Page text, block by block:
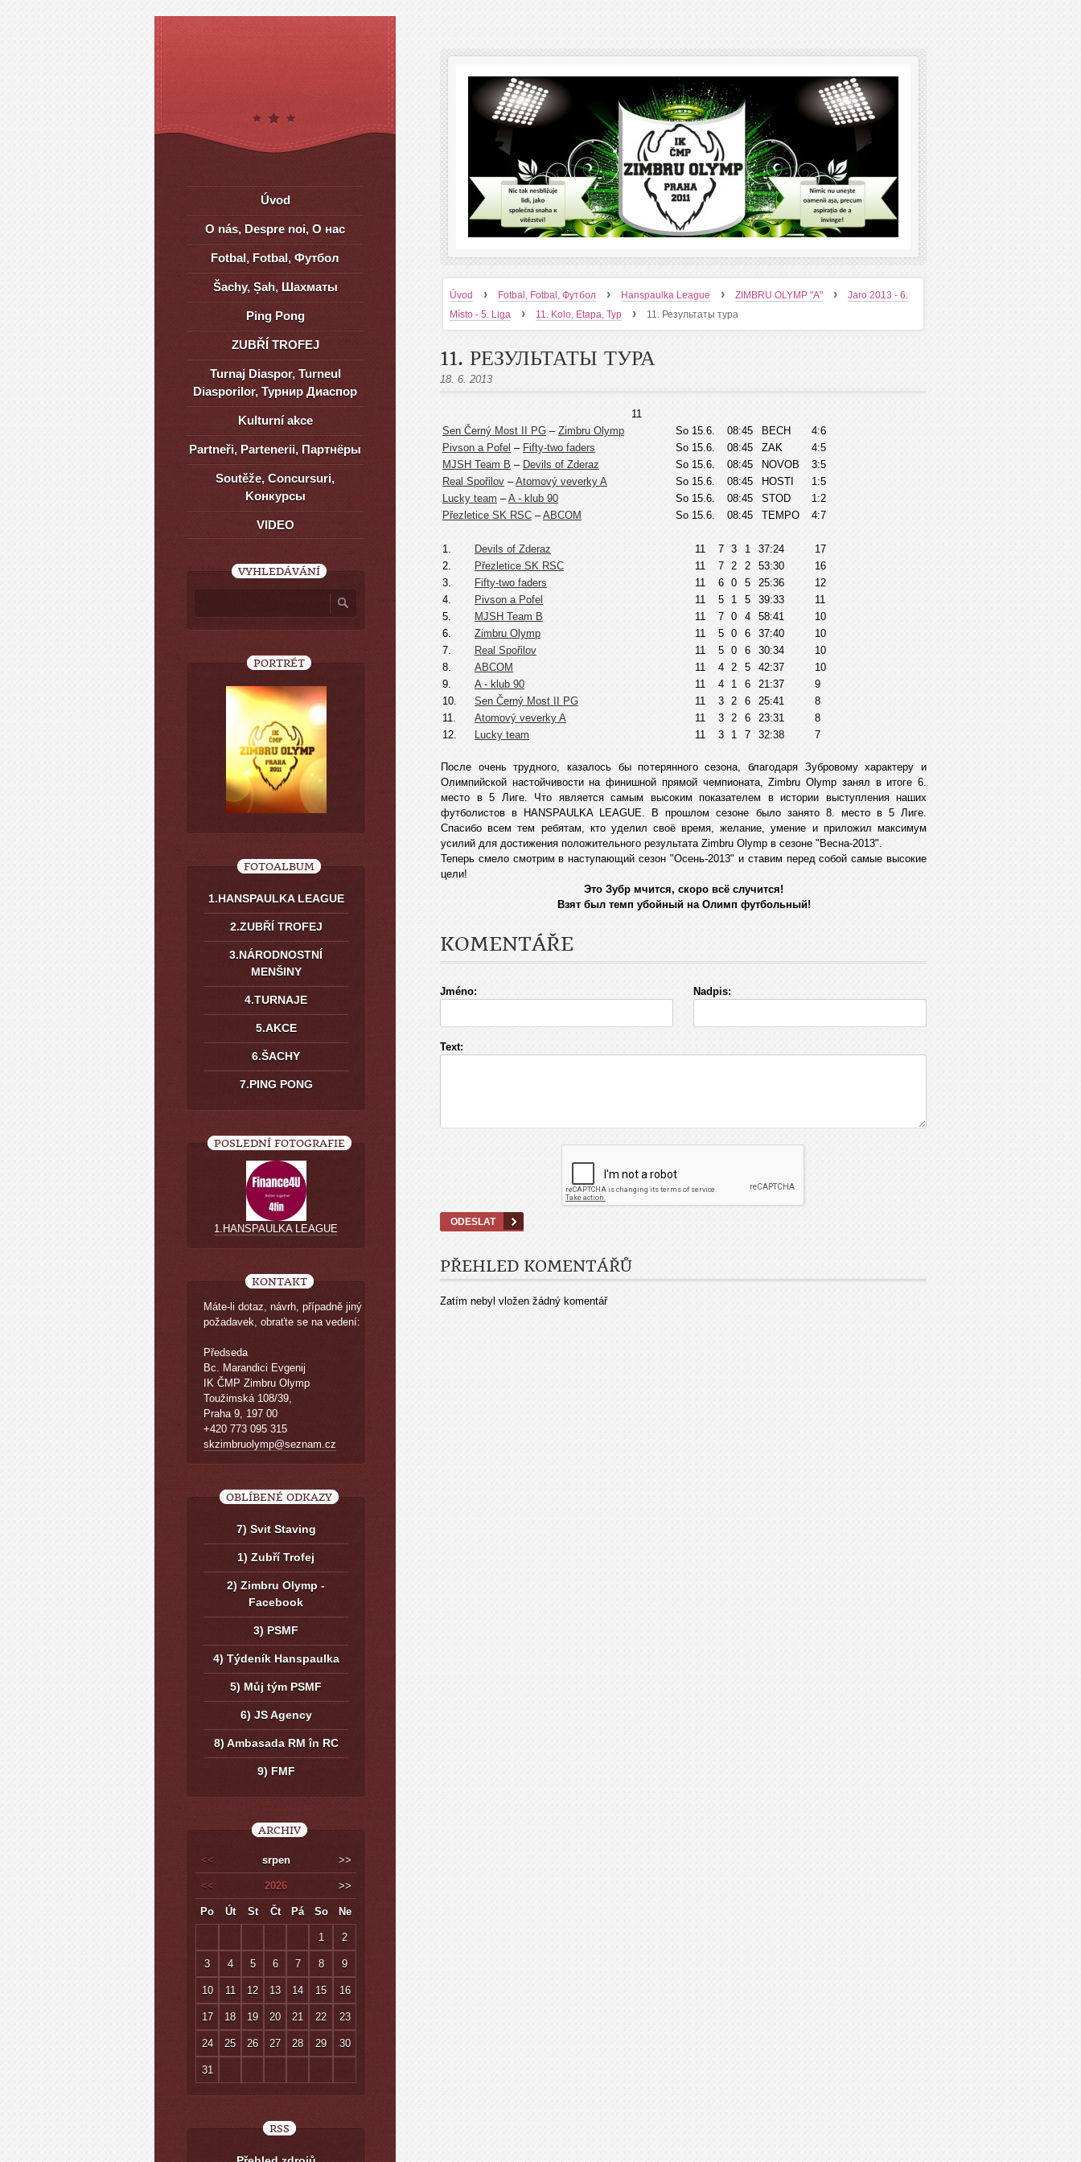
Úvod › Fotbal, Fotbal, Футбол › Hanspaulka League › ZIMBRU OLYMP "A" ›
Jaro 2013 - 6.
Místo - 5. Liga
› 11. Kolo, Etapa, Тур › 11. Результаты тура
11. РЕЗУЛЬТАТЫ ТУРА
18. 6. 2013
11
Sen Černý Most II PG – Zimbru Olymp So 15.6. 08:45 BECH
4:6
Pivson a Pofel – Fifty-two faders So 15.6. 08:45 ZAK
4:5
MJSH Team B – Devils of Zderaz So 15.6. 08:45 NOVOB
3:5
Real Spořilov –Atomový veverky A So 15.6. 08:45 HOSTI
1:5
Lucky team –A - klub 90 So 15.6. 08:45 STOD
1:2
Přezletice SK RSC –ABCOM So 15.6. 08:45 TEMPO 4:7
1. Devils of Zderaz 11 7 3 1 37:24
17
2.
Přezletice SK RSC 11 7 2 2 53:30
16
3.
Fifty-two faders 11 6 0 5 25:36
12
4.
Pivson a Pofel 11 5 1 5 39:33
11
5.
MJSH Team B 11 7 0 4 58:41
10
6.
Zimbru Olymp 11 5 0 6 37:40
10
7.
Real Spořilov 11 5 0 6 30:34
10
8.
ABCOM 11 4 2 5 42:37
10
9.
A - klub 90 11 4 1 6 21:37
9
10.
Sen Černý Most II PG 11 3 2 6 25:41
8
11.
Atomový veverky A 11 3 2 6 23:31
8
12.
Lucky team 11 3 1 7 32:38 7
После очень трудного, казалось бы потерянного сезона, благодаря Зубровому характеру и
Олимпийской настойчивости на финишной прямой чемпионата, Zimbru Olymp занял в итоге 6.
место в 5 Лиге. Что является самым высоким показателем в истории выступления наших
футболистов в HANSPAULKA LEAGUE. В прошлом сезоне было занято 8. место в 5 Лиге.
Спасибо всем тем ребятам, кто уделил своё время, желание, умение и приложил максимум
усилий для достижения положительного результата Zimbru Olymp в сезоне "Весна-2013".
Теперь смело смотрим в наступающий сезон "Осень-2013" и ставим перед собой самые высокие
цели!
Это Зубр мчится, скоро всё случится!
Взят был темп убойный на Олимп футбольный!
KOMENTÁŘE
Jméno: Nadpis:
Text:
PŘEHLED KOMENTÁŘŮ
Zatím nebyl vložen žádný komentář
Úvod
O nás, Despre noi, О нас
Fotbal, Fotbal, Футбол
Šachy, Șah, Шахматы
Ping Pong
ZUBŘÍ TROFEJ
Turnaj Diaspor, Turneul
Diasporilor, Турнир Диаспор
Kulturní akce
Partneři, Partenerii, Партнёры
Soutěže, Concursuri,
Kонкурсы
VIDEO
VYHLEDÁVÁNÍ
PORTRÉT
FOTOALBUM
1.HANSPAULKA LEAGUE
2.ZUBŘÍ TROFEJ
3.NÁRODNOSTNÍ
MENŠINY
4.TURNAJE
5.AKCE
6.ŠACHY
7.PING PONG
POSLEDNÍ FOTOGRAFIE
1.HANSPAULKA LEAGUE
KONTAKT
Máte-li dotaz, návrh, případně jiný
požadavek, obraťte se na vedení:
Předseda
Bc. Marandici Evgenij
IK ČMP Zimbru Olymp
Toužimská 108/39,
Praha 9, 197 00
+420 773 095 315
skzimbruolymp@seznam.cz
OBLÍBENÉ ODKAZY
7) Svit Staving
1) Zubří Trofej
2) Zimbru Olymp -
Facebook
3) PSMF
4) Týdeník Hanspaulka
5) Můj tým PSMF
6) JS Agency
8) Ambasada RM în RC
9) FMF
ARCHIV
<< srpen >>
<< 2026 >>
Po Út St Čt Pá So Ne
1 2
3 4 5 6 7 8 9
10 11 12 13 14 15 16
17 18 19 20 21 22 23
24 25 26 27 28 29 30
31
RSS